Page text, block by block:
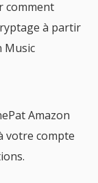
comment
à partir
Music
Amazon
votre compte